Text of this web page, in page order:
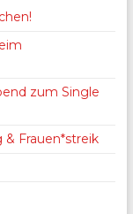
zum Single
Frauen*streik